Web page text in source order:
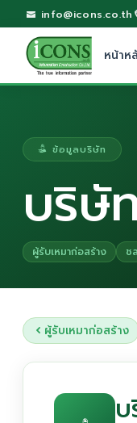
info@icons.co.th
หน้าห
ข้อมูลบริษัท
บริษั
ผู้รับเหมาก่อสร้าง ช
ผู้รับเหมาก่อสร้าง
บ